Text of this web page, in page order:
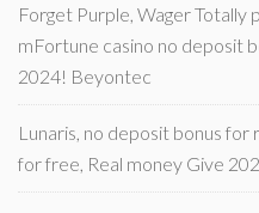
Forget Purple, Wager Totally
mFortune casino no deposit
2024! Beyontec
Lunaris, no deposit bonus for
for free, Real money Give